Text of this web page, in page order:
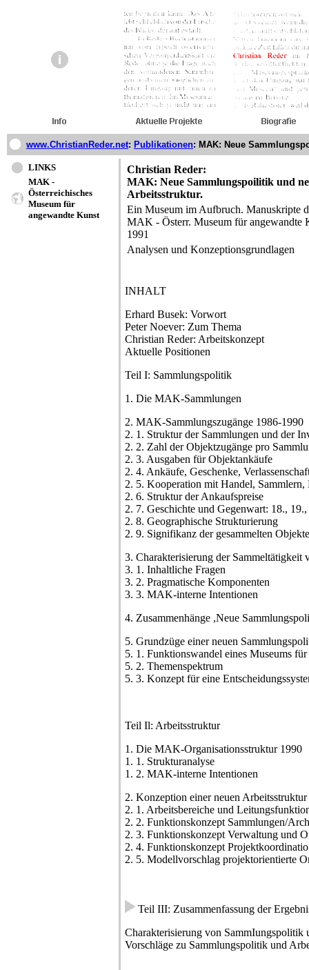
www.ChristianReder.net: Publikationen: MAK: Neue
LINKS
MAK -
Österreichisches
Museum für
angewandte Kunst
Christian Reder:
MAK: Neue Sammlungspoilitik und
Arbeitsstruktur.
Ein Museum im Aufbruch. Manuskripte
MAK - Österr. Museum für angewandte
1991
Analysen und Konzeptionsgrundlagen
INHALT
Erhard Busek: Vorwort
Peter Noever: Zum Thema
Christian Reder: Arbeitskonzept
Aktuelle Positionen
Teil I: Sammlungspolitik
1. Die MAK-Sammlungen
2. MAK-Sammlungszugänge 1986-1990
2. 1. Struktur der Sammlungen und der
2. 2. Zahl der Objektzugänge pro
2. 3. Ausgaben für Objektankäufe
2. 4. Ankäufe, Geschenke,
2. 5. Kooperation mit Handel, Sammlern,
2. 6. Struktur der Ankaufspreise
2. 7. Geschichte und Gegenwart: 18.,
2. 8. Geographische Strukturierung
2. 9. Signifikanz der gesammelten Objekte
3. Charakterisierung der Sammeltätigkeit
3. 1. Inhaltliche Fragen
3. 2. Pragmatische Komponenten
3. 3. MAK-interne Intentionen
4. Zusammenhänge ,Neue
5. Grundzüge einer neuen
5. 1. Funktionswandel eines Museums
5. 2. Themenspektrum
5. 3. Konzept für eine
Teil Il: Arbeitsstruktur
1. Die MAK-Organisationsstruktur 1990
1. 1. Strukturanalyse
1. 2. MAK-interne Intentionen
2. Konzeption einer neuen Arbeitsstruktur
2. 1. Arbeitsbereiche und
2. 2. Funktionskonzept Sammlungen/
2. 3. Funktionskonzept Verwaltung und
2. 4. Funktionskonzept
2. 5. Modellvorschlag projektorientierte
Teil III: Zusammenfassung der
Charakterisierung von SammIungspolitik
Vorschläge zu Sammlungspolitik und